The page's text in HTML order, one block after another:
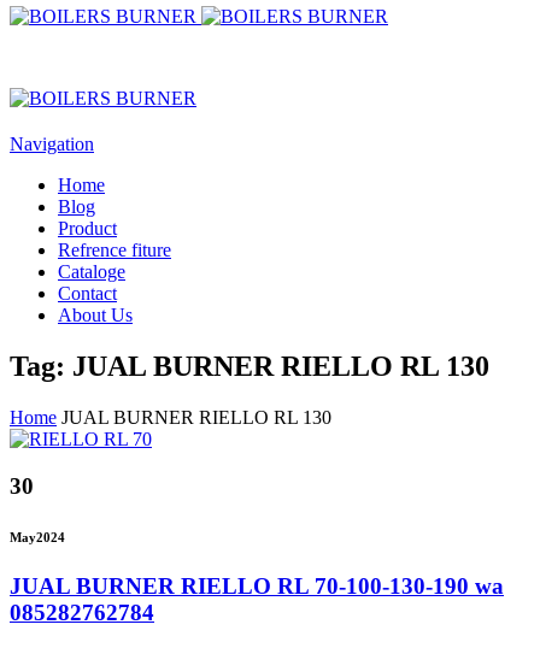
Navigation
Home
Blog
Product
Refrence fiture
Cataloge
Contact
About Us
Tag: JUAL BURNER RIELLO RL 130
Home JUAL BURNER RIELLO RL 130
30
May2024
JUAL BURNER RIELLO RL 70-100-130-190 wa
085282762784